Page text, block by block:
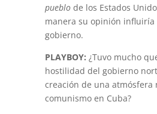
pueblode los Estados
manera su opinión influiría
gobierno.
PLAYBOY: ¿Tuvo mucho
hostilidad del gobierno
creación de una atmósfera
comunismo en Cuba?